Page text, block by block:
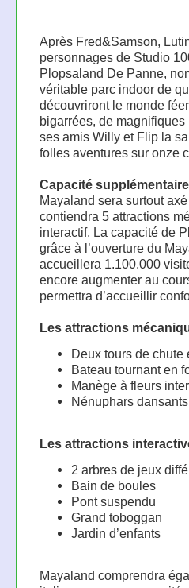
Après Fred&Samson,
personnages de Studio
Plopsaland De Panne,
véritable parc indoor de
découvriront le monde
bigarrées, de
ses amis Willy et Flip la
folles aventures sur onze
Capacité supplémentaire
Mayaland sera surtout
contiendra 5 attractions
interactif. La capacité de
grâce à l’ouverture du
accueillera 1.100.000
encore augmenter au
permettra d’accueillir
Les attractions
Deux tours de chute
Bateau tournant en
Manège à fleurs
Nénuphars dansants
Les attractions
2 arbres de jeux
Bain de boules
Pont suspendu
Grand toboggan
Jardin d’enfants
Mayaland comprendra